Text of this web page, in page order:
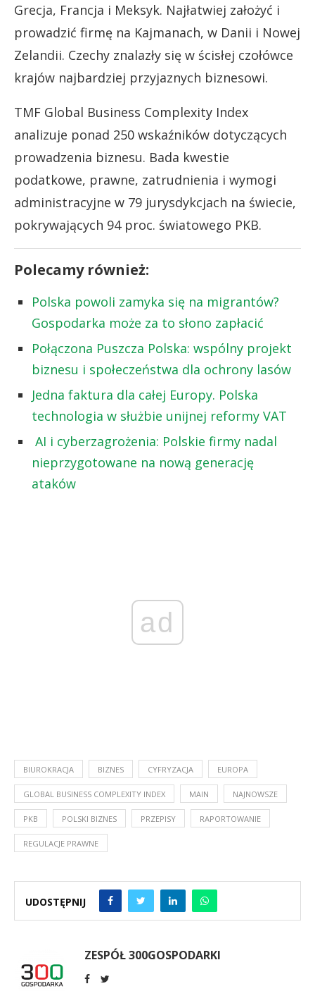
Grecja, Francja i Meksyk. Najłatwiej założyć i
prowadzić firmę na Kajmanach, w Danii i Nowej
Zelandii. Czechy znalazły się w ścisłej czołówce
krajów najbardziej przyjaznych biznesowi.
TMF Global Business Complexity Index
analizuje ponad 250 wskaźników dotyczących
prowadzenia biznesu. Bada kwestie
podatkowe, prawne, zatrudnienia i wymogi
administracyjne w 79 jurysdykcjach na świecie,
pokrywających 94 proc. światowego PKB.
Polecamy również:
Polska powoli zamyka się na migrantów?
Gospodarka może za to słono zapłacić
Połączona Puszcza Polska: wspólny projekt
biznesu i społeczeństwa dla ochrony lasów
Jedna faktura dla całej Europy. Polska
technologia w służbie unijnej reformy VAT
AI i cyberzagrożenia: Polskie firmy nadal
nieprzygotowane na nową generację
ataków
ad
BIUROKRACJA BIZNES CYFRYZACJA EUROPA
GLOBAL BUSINESS COMPLEXITY INDEX MAIN NAJNOWSZE
PKB POLSKI BIZNES PRZEPISY RAPORTOWANIE
REGULACJE PRAWNE
UDOSTĘPNIJ
ZESPÓŁ 300GOSPODARKI